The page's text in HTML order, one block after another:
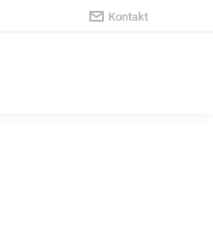
Kontakt